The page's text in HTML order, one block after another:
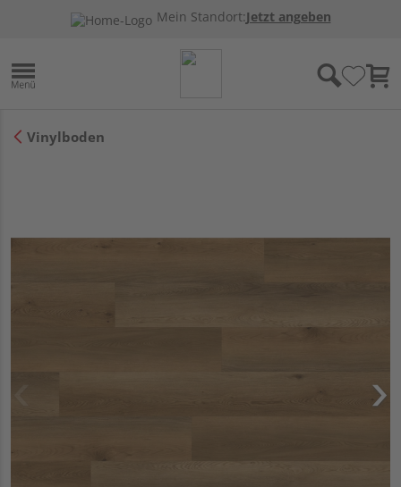
Mein Standort:Jetzt angeben
Vinylboden